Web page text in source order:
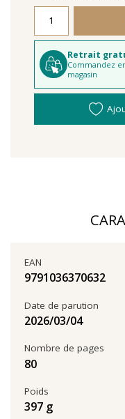
Retrait
Commandez
magasin
EAN
9791036370632
Date de parution
04‏/03‏/2026
Poids
397 g
Nombre de pages
80